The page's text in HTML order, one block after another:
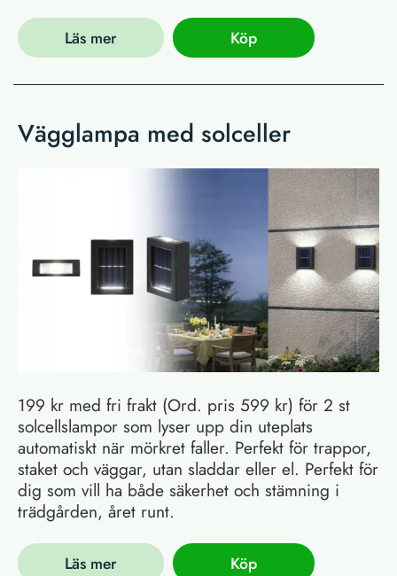
Läs mer Köp
Vägglampa med solceller
199 kr med fri frakt (Ord. pris 599 kr) för 2 st
solcellslampor som lyser upp din uteplats
automatiskt när mörkret faller. Perfekt för trappor,
staket och väggar, utan sladdar eller el. Perfekt för
dig som vill ha både säkerhet och stämning i
trädgården, året runt.
Läs mer Köp